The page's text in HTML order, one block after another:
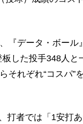
『データ・ボール
した投手348人と
それぞれ“コスパ”
打者では「1安打